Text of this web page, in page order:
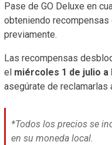
Pase de GO Deluxe en
obteniendo
previamente.
Las recompensas
el miércoles 1 de julio a
asegúrate de
*Todos los precios se
en su moneda local.